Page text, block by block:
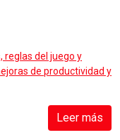
reglas del juego y
de productividad y
Leer más